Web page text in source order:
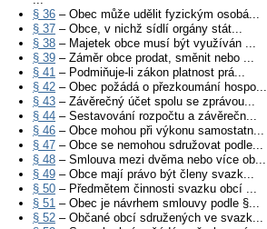
§ 36 – Obec může udělit fyzickým osobá...
§ 37 – Obce, v nichž sídlí orgány stát...
§ 38 – Majetek obce musí být využíván ...
§ 39 – Záměr obce prodat, směnit nebo ...
§ 41 – Podmiňuje-li zákon platnost prá...
§ 42 – Obec požádá o přezkoumání hospo...
§ 43 – Závěrečný účet spolu se zprávou...
§ 44 – Sestavování rozpočtu a závěrečn...
§ 46 – Obce mohou při výkonu samostatn...
§ 47 – Obce se nemohou sdružovat podle...
§ 48 – Smlouva mezi dvěma nebo více ob...
§ 49 – Obce mají právo být členy svazk...
§ 50 – Předmětem činnosti svazku obcí ...
§ 51 – Obec je návrhem smlouvy podle §...
§ 52 – Občané obcí sdružených ve svazk...